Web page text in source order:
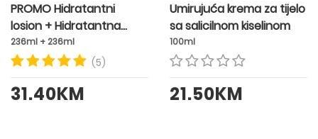
PROMO Hidratantni
losion + Hidratantna
emulzija (-50% na
emulziju)
236ml + 236ml
(5)
31.40KM
Umirujuća krema za tijelo
sa salicilnom kiselinom
100ml
21.50KM